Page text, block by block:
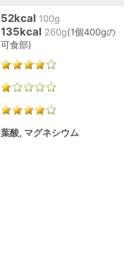
52kcal 100g
135kcal 260g(1個400gの
可食部)
葉酸, マグネシウム